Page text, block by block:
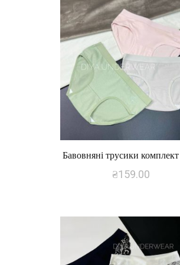
Бавовняні трусики
₴159.00
кілька
варіантів.